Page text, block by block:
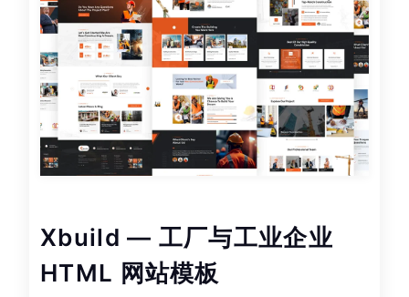
Xbuild — 工厂与工业企业
HTML 网站模板